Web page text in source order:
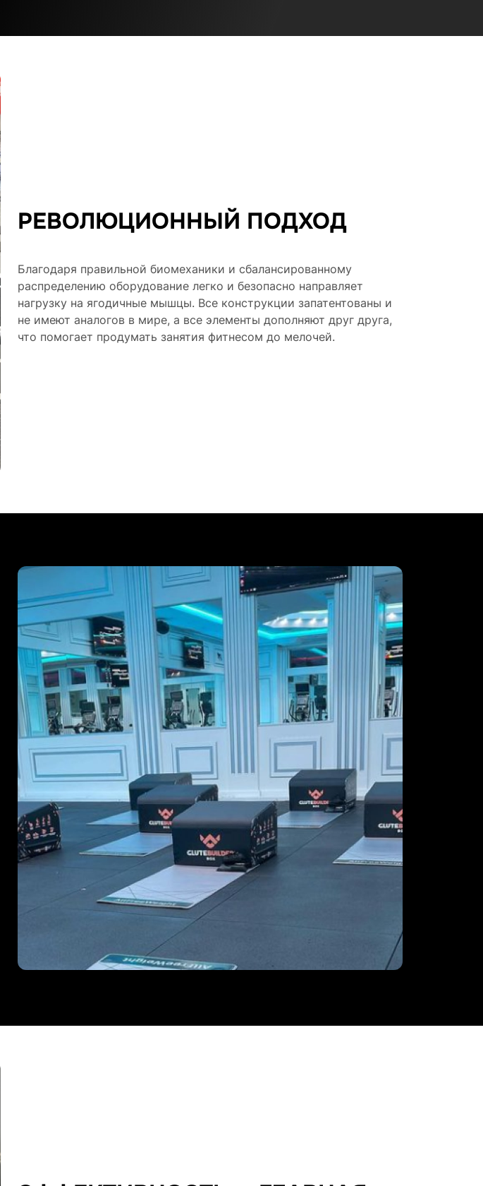
РЕВОЛЮЦИОННЫЙ ПОДХОД
Благодаря правильной биомеханики и сбалансированному
распределению оборудование легко и безопасно направляет
нагрузку на ягодичные мышцы. Все конструкции запатентованы и
не имеют аналогов в мире, а все элементы дополняют друг друга,
что помогает продумать занятия фитнесом до мелочей.